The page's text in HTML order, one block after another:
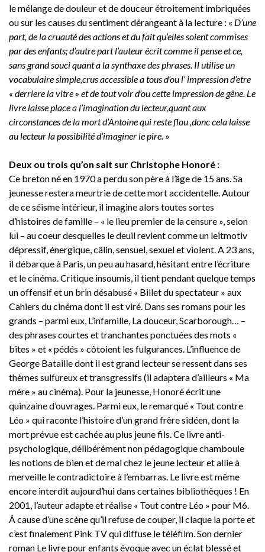
le mélange de douleur et de douceur étroitement imbriquées
ou sur les causes du sentiment dérangeant à la lecture : « D’une
part, de la cruauté des actions et du fait qu’elles soient commises
par des enfants; d’autre part l’auteur écrit comme il pense et ce,
sans grand souci quant a la synthaxe des phrases. Il utilise un
vocabulaire simple,crus accessible a tous d’ou l’ impression d’etre
« derriere la vitre » et de tout voir d’ou cette impression de gêne. Le
livre laisse place a l’imagination du lecteur,quant aux
circonstances de la mort d’Antoine qui reste flou ,donc cela laisse
au lecteur la possibilité d’imaginer le pire. »
Deux ou trois qu’on sait sur Christophe Honoré :
Ce breton né en 1970 a perdu son père à l’âge de 15 ans. Sa
jeunesse restera meurtrie de cette mort accidentelle. Autour
de ce séisme intérieur, il imagine alors toutes sortes
d’histoires de famille – « le lieu premier de la censure », selon
lui – au coeur desquelles le deuil revient comme un leitmotiv
dépressif, énergique, câlin, sensuel, sexuel et violent. A 23 ans,
il débarque à Paris, un peu au hasard, hésitant entre l’écriture
et le cinéma. Critique insoumis, il tient pendant quelque temps
un offensif et un brin désabusé « Billet du spectateur » aux
Cahiers du cinéma dont il est viré. Dans ses romans pour les
grands – parmi eux, L’infamille, La douceur, Scarborough… –
des phrases courtes et tranchantes ponctuées des mots «
bites » et « pédés » côtoient les fulgurances. L’influence de
George Bataille dont il est grand lecteur se ressent dans ses
thèmes sulfureux et transgressifs (il adaptera d’ailleurs « Ma
mère » au cinéma). Pour la jeunesse, Honoré écrit une
quinzaine d’ouvrages. Parmi eux, le remarqué « Tout contre
Léo » qui raconte l’histoire d’un grand frère sidéen, dont la
mort prévue est cachée au plus jeune fils. Ce livre anti-
psychologique, délibérément non pédagogique chamboule
les notions de bien et de mal chez le jeune lecteur et allie à
merveille le contradictoire à l’embarras. Le livre est même
encore interdit aujourd’hui dans certaines bibliothèques ! En
2001, l’auteur adapte et réalise « Tout contre Léo » pour M6.
Á cause d’une scène qu’il refuse de couper, il claque la porte et
c’est finalement Pink TV qui diffuse le téléfilm. Son dernier
roman Le livre pour enfants évoque avec un éclat blessé et